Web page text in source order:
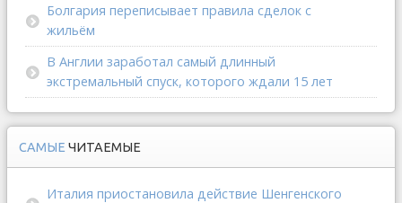
Болгария переписывает правила сделок с
жильём
В Англии заработал самый длинный
экстремальный спуск, которого ждали 15 лет
САМЫЕ ЧИТАЕМЫЕ
Италия приостановила действие Шенгенского